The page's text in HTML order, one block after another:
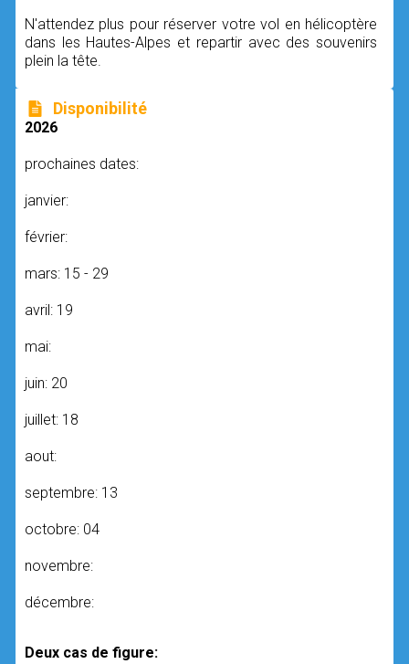
N'attendez plus pour réserver votre vol en hélicoptère
dans les Hautes-Alpes et repartir avec des souvenirs
plein la tête.
Disponibilité
2026
prochaines dates:
janvier:
février:
mars: 15 - 29
avril: 19
mai:
juin: 20
juillet: 18
aout:
septembre: 13
octobre: 04
novembre:
décembre:
Deux cas de figure: